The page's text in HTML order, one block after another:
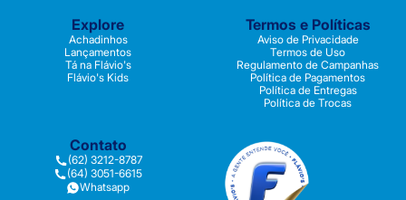
Explore
Achadinhos
Lançamentos
Tá na Flávio's
Flávio's Kids
Termos e Políticas
Aviso de Privacidade
Termos de Uso
Regulamento de Campanhas
Política de Pagamentos
Política de Entregas
Política de Trocas
Contato
(62) 3212-8787
(64) 3051-6615
Whatsapp